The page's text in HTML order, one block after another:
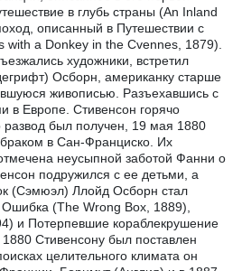
в глубь страны (An Inland
описанный в Путешествии с
a Donkey in the Cvennes, 1879).
художники, встретил
Осборн, американку старше
живописью. Разъехавшись с
в Европе. Стивенсон горячо
развод был получен, 19 мая 1880
в Сан-Франциско. Их
неусыпной заботой Фанни о
подружился с ее детьми, а
(Сэмюэл) Ллойд Осборн стал
Ошибка (The Wrong Box, 1889),
и Потерпевшие кораблекрушение
Стивенсону был поставлен
целительного климата он